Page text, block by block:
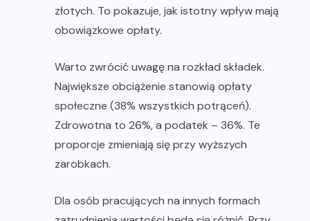
złotych. To pokazuje, jak istotny wpływ mają
obowiązkowe opłaty.
Warto zwrócić uwagę na rozkład składek.
Największe obciążenie stanowią opłaty
społeczne (38% wszystkich potrąceń).
Zdrowotna to 26%, a podatek – 36%. Te
proporcje zmieniają się przy wyższych
zarobkach.
Dla osób pracujących na innych formach